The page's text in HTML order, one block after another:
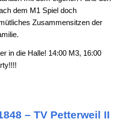
dem M1 Spiel doch
Zusammensitzen der
in die Halle! 14:00 M3, 16:00
– TV Petterweil II